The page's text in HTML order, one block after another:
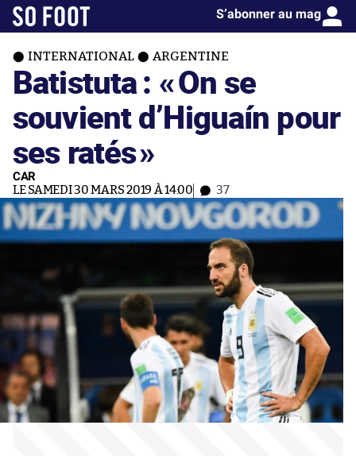
S’abonner au mag
INTERNATIONAL ARGENTINE
Batistuta : «On se
souvient d’Higuaín pour
ses ratés»
CAR
LE SAMEDI 30 MARS 2019 À 14:00 37